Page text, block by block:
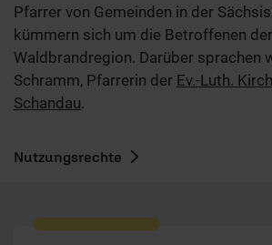
Pfarrer von Gemeinden in der
kümmern sich um die Betroffenen der
Waldbrandregion. Darüber sprachen
Schramm, Pfarrerin der Ev.-Luth.
Schandau.
Nutzungsrechte